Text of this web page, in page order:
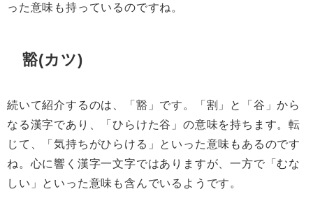
った意味も持っているのですね。
豁(カツ)
続いて紹介するのは、「豁」です。「割」と「谷」から
なる漢字であり、「ひらけた谷」の意味を持ちます。転
じて、「気持ちがひらける」といった意味もあるのです
ね。心に響く漢字一文字ではありますが、一方で「むな
しい」といった意味も含んでいるようです。